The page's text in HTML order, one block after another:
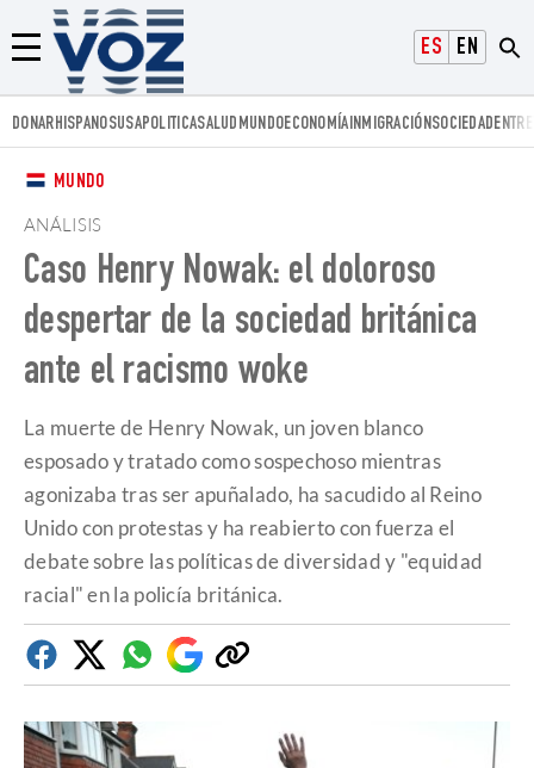
ESPAÑOLENGLISH
Menú
Voz.us
DONARHISPANOSUSAPOLITICASALUD MUNDOECONOMÍAINMIGRACIÓNSOCIEDAD
MUNDO
ANÁLISIS
Caso Henry Nowak: el doloroso
despertar de la sociedad británica
ante el racismo woke
La muerte de Henry Nowak, un joven blanco
esposado y tratado como sospechoso mientras
agonizaba tras ser apuñalado, ha sacudido al Reino
Unido con protestas y ha reabierto con fuerza el
debate sobre las políticas de diversidad y "equidad
racial" en la policía británica.
FacebookTwitterWhatsapp
Google
Discover
Copiar
enlace